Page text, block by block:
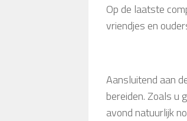
Op de laatste
vriendjes en
Aansluitend aan
bereiden. Zoals u
avond natuurlijk